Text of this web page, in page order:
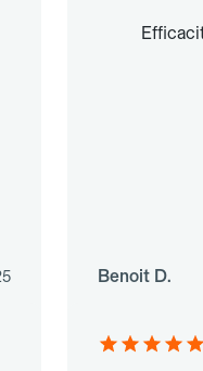
Benoit D.